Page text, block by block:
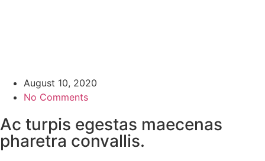
August 10, 2020
No Comments
Ac turpis egestas maecenas
pharetra convallis.